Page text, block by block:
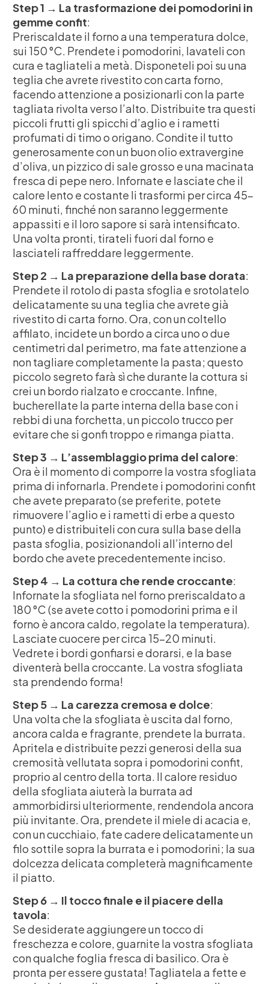
Step 1 → La trasformazione dei pomodorini in
gemme confit:
Preriscaldate il forno a una temperatura dolce,
sui 150 °C. Prendete i pomodorini, lavateli con
cura e tagliateli a metà. Disponeteli poi su una
teglia che avrete rivestito con carta forno,
facendo attenzione a posizionarli con la parte
tagliata rivolta verso l’alto. Distribuite tra questi
piccoli frutti gli spicchi d’aglio e i rametti
profumati di timo o origano. Condite il tutto
generosamente con un buon olio extravergine
d’oliva, un pizzico di sale grosso e una macinata
fresca di pepe nero. Infornate e lasciate che il
calore lento e costante li trasformi per circa 45-
60 minuti, finché non saranno leggermente
appassiti e il loro sapore si sarà intensificato.
Una volta pronti, tirateli fuori dal forno e
lasciateli raffreddare leggermente.
Step 2 → La preparazione della base dorata:
Prendete il rotolo di pasta sfoglia e srotolatelo
delicatamente su una teglia che avrete già
rivestito di carta forno. Ora, con un coltello
affilato, incidete un bordo a circa uno o due
centimetri dal perimetro, ma fate attenzione a
non tagliare completamente la pasta; questo
piccolo segreto farà sì che durante la cottura si
crei un bordo rialzato e croccante. Infine,
bucherellate la parte interna della base con i
rebbi di una forchetta, un piccolo trucco per
evitare che si gonfi troppo e rimanga piatta.
Step 3 → L’assemblaggio prima del calore:
Ora è il momento di comporre la vostra sfogliata
prima di infornarla. Prendete i pomodorini confit
che avete preparato (se preferite, potete
rimuovere l’aglio e i rametti di erbe a questo
punto) e distribuiteli con cura sulla base della
pasta sfoglia, posizionandoli all’interno del
bordo che avete precedentemente inciso.
Step 4 → La cottura che rende croccante:
Infornate la sfogliata nel forno preriscaldato a
180 °C (se avete cotto i pomodorini prima e il
forno è ancora caldo, regolate la temperatura).
Lasciate cuocere per circa 15-20 minuti.
Vedrete i bordi gonfiarsi e dorarsi, e la base
diventerà bella croccante. La vostra sfogliata
sta prendendo forma!
Step 5 → La carezza cremosa e dolce:
Una volta che la sfogliata è uscita dal forno,
ancora calda e fragrante, prendete la burrata.
Apritela e distribuite pezzi generosi della sua
cremosità vellutata sopra i pomodorini confit,
proprio al centro della torta. Il calore residuo
della sfogliata aiuterà la burrata ad
ammorbidirsi ulteriormente, rendendola ancora
più invitante. Ora, prendete il miele di acacia e,
con un cucchiaio, fate cadere delicatamente un
filo sottile sopra la burrata e i pomodorini; la sua
dolcezza delicata completerà magnificamente
il piatto.
Step 6 → Il tocco finale e il piacere della
tavola:
Se desiderate aggiungere un tocco di
freschezza e colore, guarnite la vostra sfogliata
con qualche foglia fresca di basilico. Ora è
pronta per essere gustata! Tagliatela a fette e